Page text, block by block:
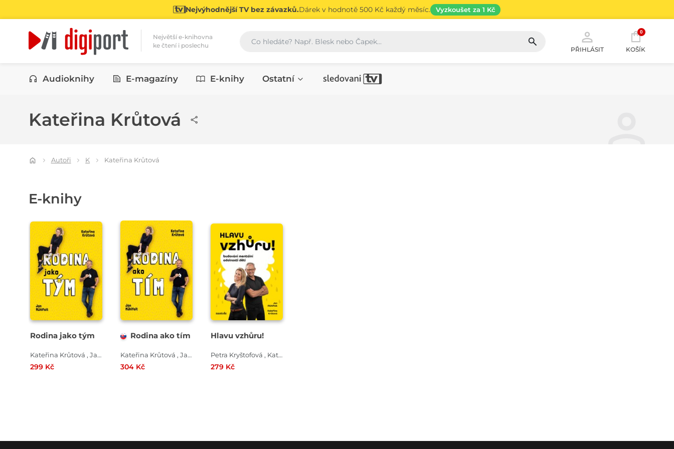
Nejvýhodnější TV bez závazků.Dárek v hodnotě 500 Kč každý měsíc. Vyzkoušet za 1 Kč
Největší e-knihovna
ke čtení i poslechu
Vyhledávání
PŘIHLÁSIT
0
KOŠÍK
Kategorie
Audioknihy E-magazíny E-knihy Ostatní
Kateřina Krůtová
Autoři K Kateřina Krůtová
E-knihy
Rodina jako tým
Kateřina Krůtová , Jan Mühlfeit
299 Kč
Rodina ako tím
Kateřina Krůtová , Jan Mühlfeit
304 Kč
Hlavu vzhůru!
Petra Kryštofová , Kateřina Krůtová , Jan Mühlfeit
279 Kč